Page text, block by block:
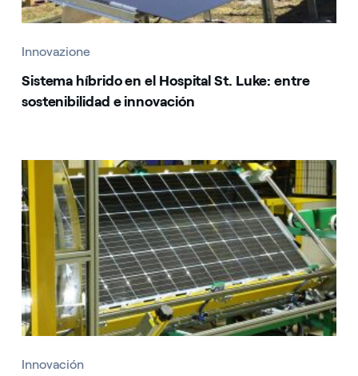
Innovazione
Sistema híbrido en el Hospital St. Luke: entre
sostenibilidad e innovación
Innovación